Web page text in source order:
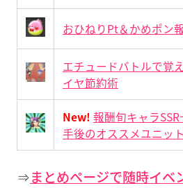
おひねりPt＆かめポン
エチュードバトルで覚
イヤ節約術
New! 報酬旬キャラSSR
手後のオススメユニッ
⇒まとめページで随時イベ